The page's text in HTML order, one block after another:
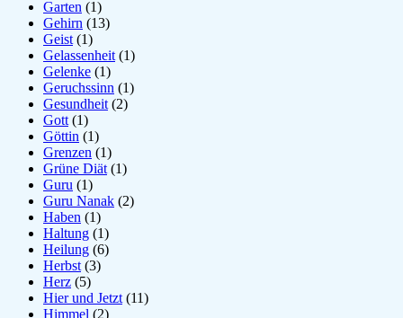
Garten (1)
Gehirn (13)
Geist (1)
Gelassenheit (1)
Gelenke (1)
Geruchssinn (1)
Gesundheit (2)
Gott (1)
Göttin (1)
Grenzen (1)
Grüne Diät (1)
Guru (1)
Guru Nanak (2)
Haben (1)
Haltung (1)
Heilung (6)
Herbst (3)
Herz (5)
Hier und Jetzt (11)
Himmel (2)